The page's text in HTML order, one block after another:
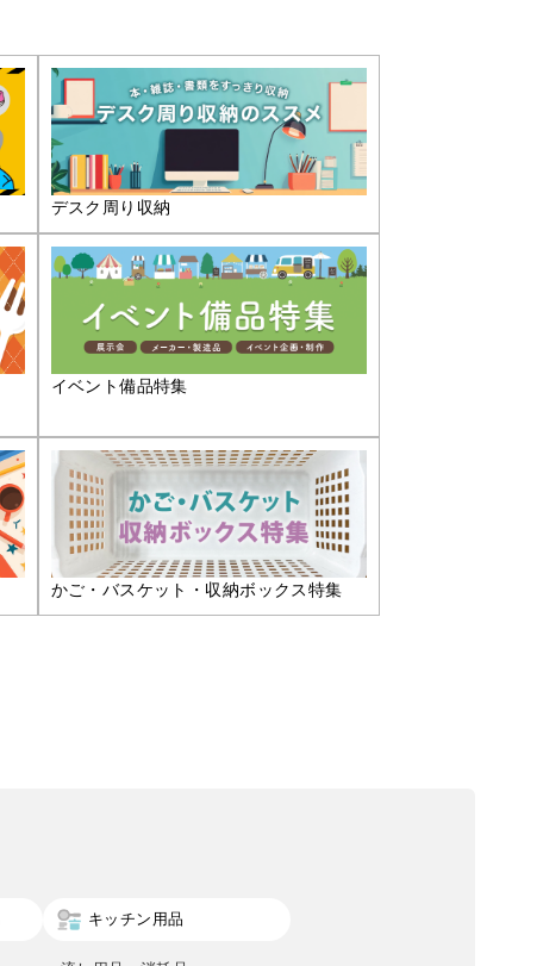
デスク周り収納
イベント備品特集
かご・バスケット・収納ボックス特集
キッチン用品